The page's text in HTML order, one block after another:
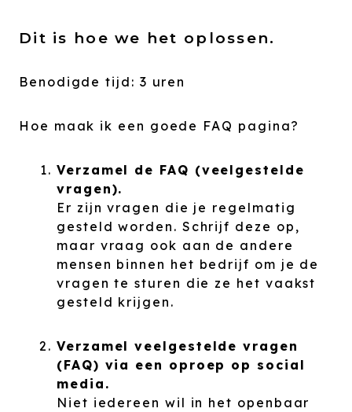
Dit is hoe we het oplossen.
Benodigde tijd: 3 uren
Hoe maak ik een goede FAQ pagina?
Verzamel de FAQ (veelgestelde
vragen).
Er zijn vragen die je regelmatig
gesteld worden. Schrijf deze op,
maar vraag ook aan de andere
mensen binnen het bedrijf om je de
vragen te sturen die ze het vaakst
gesteld krijgen.
Verzamel veelgestelde vragen
(FAQ) via een oproep op social
media.
Niet iedereen wil in het openbaar